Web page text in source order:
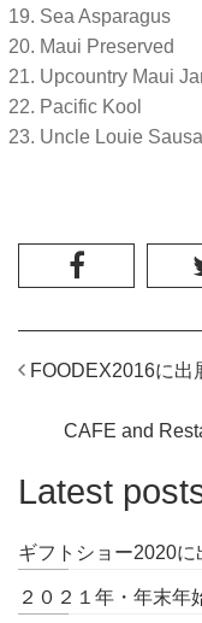
Sea Asparagus
Maui Preserved
Upcountry Maui
Pacific Kool
Uncle Louie
FOODEX2016に出
CAFE and
Latest
ギフトショー2020に
２０２１年・年末年